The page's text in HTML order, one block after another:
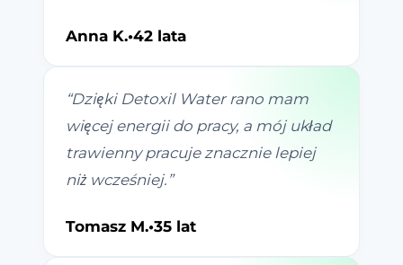
Anna K.•42 lata
“Dzięki Detoxil Water rano mam
więcej energii do pracy, a mój układ
trawienny pracuje znacznie lepiej
niż wcześniej. ”
Tomasz M.•35 lat